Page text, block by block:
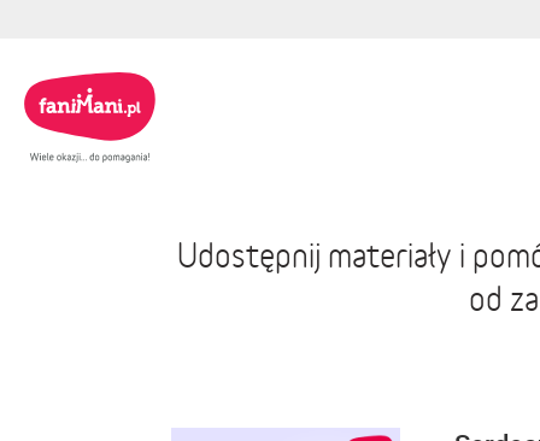
Udostępnij materiały i
od